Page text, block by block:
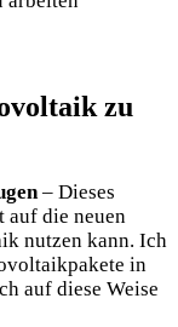
zu
– Dieses
auf die neuen
nutzen kann. Ich
in
auf diese Weise